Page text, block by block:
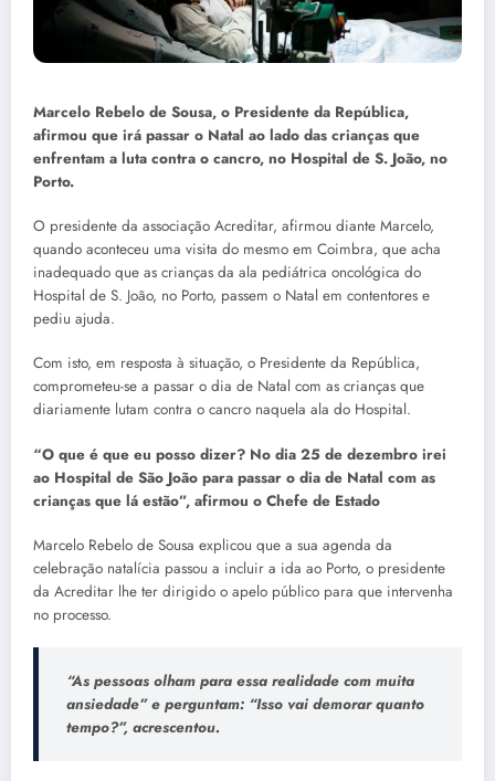
Marcelo Rebelo de Sousa, o Presidente da República,
afirmou que irá passar o Natal ao lado das crianças que
enfrentam a luta contra o cancro, no Hospital de S. João, no
Porto.
O presidente da associação Acreditar, afirmou diante Marcelo,
quando aconteceu uma visita do mesmo em Coimbra, que acha
inadequado que as crianças da ala pediátrica oncológica do
Hospital de S. João, no Porto, passem o Natal em contentores e
pediu ajuda.
Com isto, em resposta à situação, o Presidente da República,
comprometeu-se a passar o dia de Natal com as crianças que
diariamente lutam contra o cancro naquela ala do Hospital.
“O que é que eu posso dizer? No dia 25 de dezembro irei
ao Hospital de São João para passar o dia de Natal com as
crianças que lá estão”, afirmou o Chefe de Estado
Marcelo Rebelo de Sousa explicou que a sua agenda da
celebração natalícia passou a incluir a ida ao Porto, o presidente
da Acreditar lhe ter dirigido o apelo público para que intervenha
no processo.
“As pessoas olham para essa realidade com muita
ansiedade” e perguntam: “Isso vai demorar quanto
tempo?”, acrescentou.